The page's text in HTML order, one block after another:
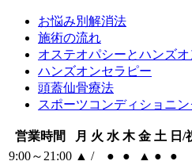
お悩み別解消法
施術の流れ
オステオパシーとハンズ
ハンズオンセラピー
頭蓋仙骨療法
スポーツコンディショニン
営業時間 月 火 水 木 金 土 日/
9:00～21:00 ▲ / ● ● ▲ ● ●